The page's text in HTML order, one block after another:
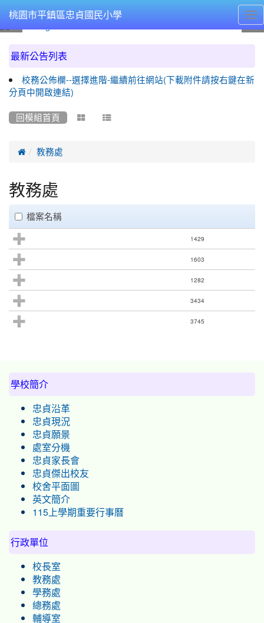
桃園市平鎮區忠貞國民小學
最新公告列表
校務公佈欄--選擇進階-繼續前往網站(下載附件請按右鍵在新
分頁中開啟連結)
回模組首頁  
 教務處
教務處
clickAll
檔案名稱
1429
1603
1282
3434
3745
學校簡介
忠貞沿革
忠貞現況
忠貞願景
處室分機
忠貞家長會
忠貞傑出校友
校舍平面圖
英文簡介
115上學期重要行事曆
行政單位
校長室
教務處
學務處
總務處
輔導室